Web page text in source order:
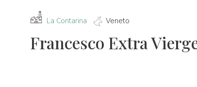
La Contarina Veneto
Francesco Extra